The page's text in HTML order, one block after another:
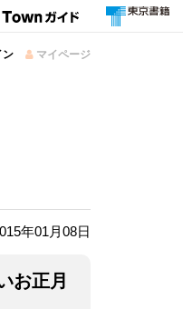
ン マイページ
年01月08日
お正月